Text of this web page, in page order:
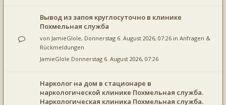
Вывод из запоя круглосуточно в клинике
Похмельная служба
von JamieGlole, Donnerstag 6. August 2026, 07:26 in Anfragen &
Rückmeldungen
JamieGlole Donnerstag 6. August 2026, 07:26
Нарколог на дом в стационаре в
наркологической клинике Похмельная служба.
Наркологическая клиника Похмельная служба.